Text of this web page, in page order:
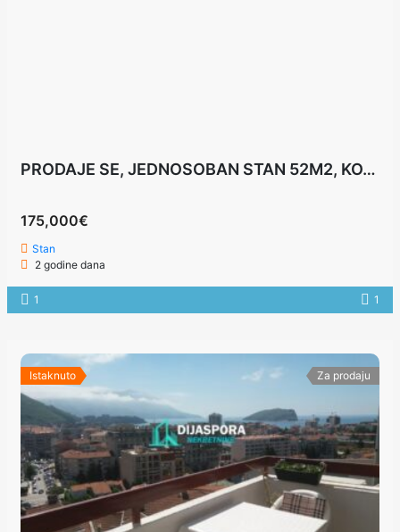
PRODAJE SE, JEDNOSOBAN STAN 52M2, KOTOR
175,000€
Stan
2 godine dana
1 1
Istaknuto Za prodaju